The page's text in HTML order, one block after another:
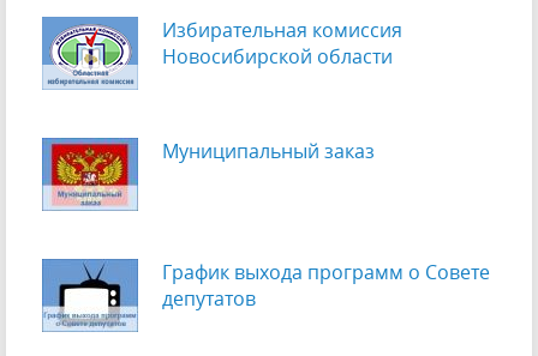
Избирательная комиссия
Новосибирской области
Муниципальный заказ
График выхода программ о Cовете
депутатов